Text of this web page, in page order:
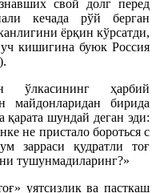
свой долг перед
кечада рўй берган
ёрқин кўрсатди,
кишигина буюк Россия
ўлкасининг ҳарбий
майдонларидан бирида
қарата шундай деган эди:
не пристало бороться с
зарраси қудратли тоғ
тушунмадиларинг?»
уятсизлик ва пасткаш